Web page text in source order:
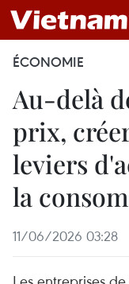
ÉCONOMIE
Au-delà
prix,
leviers
la
11/06/2026 03:28